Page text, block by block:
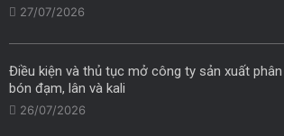
27/07/2026
Điều kiện và thủ tục mở công ty sản xuất phân
bón đạm, lân và kali
26/07/2026